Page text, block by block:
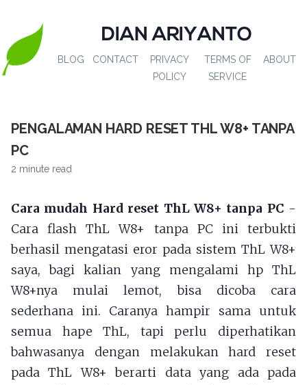
DIAN ARIYANTO
BLOG CONTACT
PRIVACY
POLICY
TERMS OF
SERVICE
ABOUT
PENGALAMAN HARD RESET THL W8+ TANPA
PC
2 minute read
Cara mudah Hard reset ThL W8+ tanpa PC -
Cara flash ThL W8+ tanpa PC ini terbukti
berhasil mengatasi eror pada sistem ThL W8+
saya, bagi kalian yang mengalami hp ThL
W8+nya mulai lemot, bisa dicoba cara
sederhana ini. Caranya hampir sama untuk
semua hape ThL, tapi perlu diperhatikan
bahwasanya dengan melakukan hard reset
pada ThL W8+ berarti data yang ada pada